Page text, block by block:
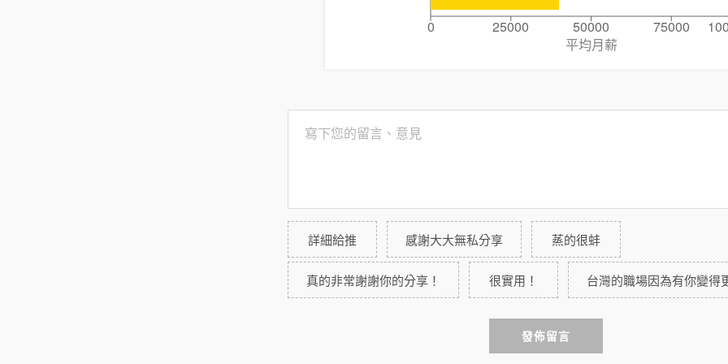
0 25000 50000 75000
平均月薪
詳細給推 感謝大大無私分享 蒸的很蚌
真的非常謝謝你的分享！ 很實用！ 台灣的職場因為有你變得
發佈留言